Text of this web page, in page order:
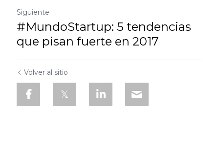
Siguiente
#MundoStartup: 5 tendencias
que pisan fuerte en 2017
Volver al sitio